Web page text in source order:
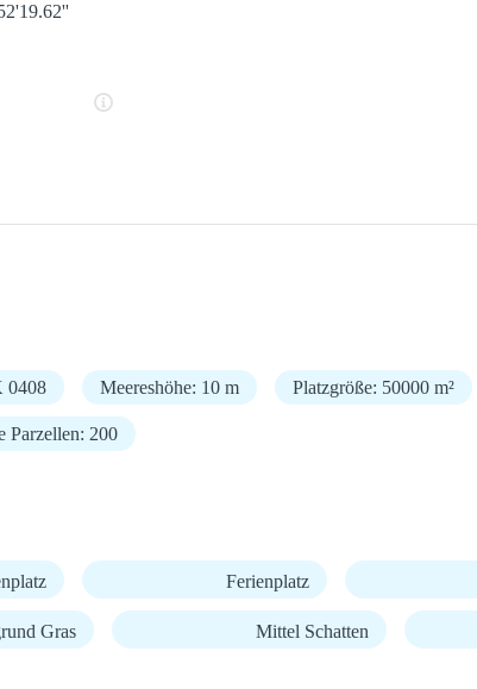
0408 Meereshöhe: 10 m Platzgröße: 50000 m²
Parzellen: 200
Ferienplatz
Gras Mittel Schatten